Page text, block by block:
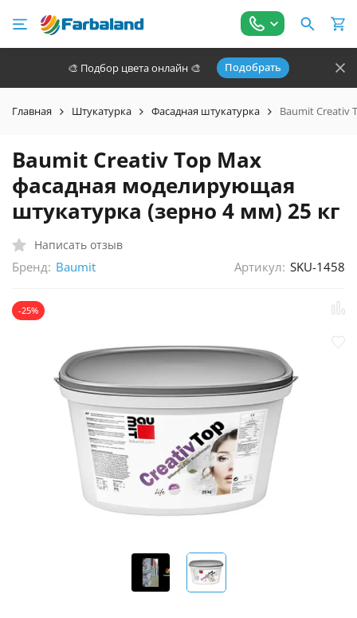
🎨 Подбор цвета онлайн 🎨 Подобрать
Главная Штукатурка Фасадная штукатурка Baumit Creativ
Baumit Creativ Top Max
фасадная моделирующая
штукатурка (зерно 4 мм) 25 кг
Написать отзыв
Бренд: Baumit Артикул: SKU-1458
-25%